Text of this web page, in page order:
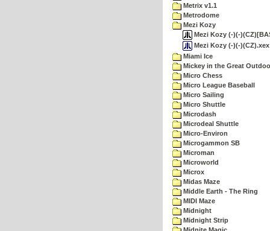
Metrix v1.1
Metrodome
Mezi Kozy
Mezi Kozy (-)(-
Mezi Kozy (-)(-)(CZ).xex
Miami Ice
Mickey in the Great
Micro Chess
Micro League Baseball
Micro Sailing
Micro Shuttle
Microdash
Microdeal Shuttle
Micro-Environ
Microgammon SB
Microman
Microworld
Microx
Midas Maze
Middle Earth - The Ring
MIDI Maze
Midnight
Midnight Strip